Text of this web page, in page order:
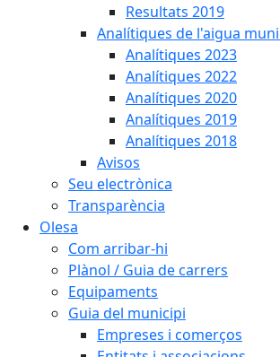
Resultats 2019
Analítiques de l'aigua
Analítiques 2023
Analítiques 2022
Analítiques 2020
Analítiques 2019
Analítiques 2018
Avisos
Seu electrònica
Transparència
Olesa
Com arribar-hi
Plànol / Guia de carrers
Equipaments
Guia del municipi
Empreses i comerços